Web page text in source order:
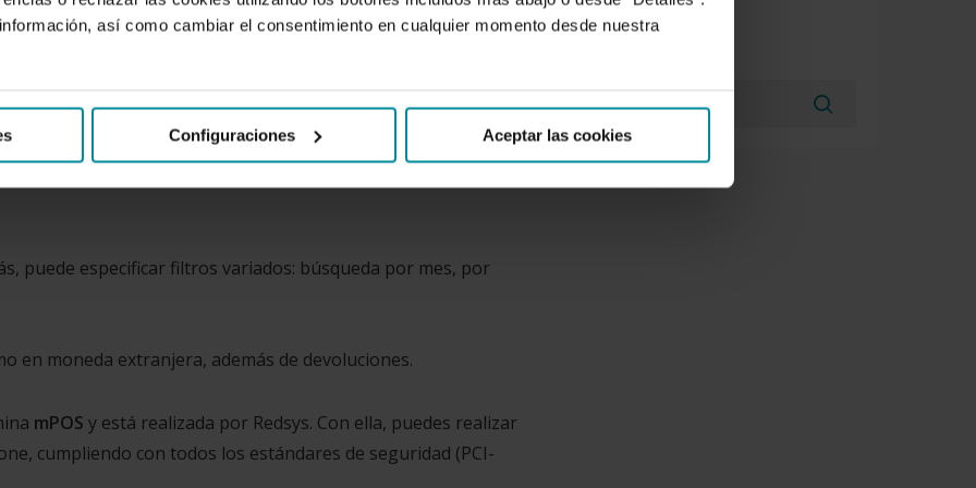
así como cambiar el consentimiento en cualquier momento desde nuestra
Configuraciones Aceptar las cookies
terminal smartphone, tablet o teléfono móvil en una
certificaciones adicionales.
pagos seguros EMV y de banda magnética, a través de
puede especificar filtros variados: búsqueda por mes, por
en moneda extranjera, además de devoluciones.
mPOS y está realizada por Redsys. Con ella, puedes realizar
cumpliendo con todos los estándares de seguridad (PCI-